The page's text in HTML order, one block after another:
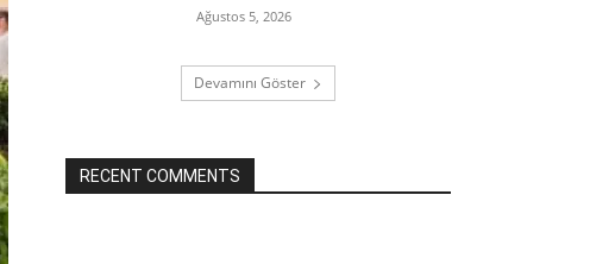
Ağustos 5, 2026
Devamını Göster
RECENT COMMENTS